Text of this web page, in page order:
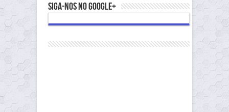
Siga-nos no Google+